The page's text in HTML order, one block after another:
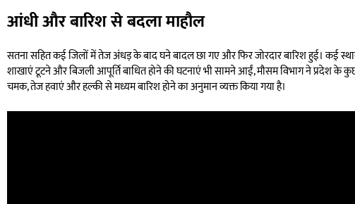
आंधी और बारिश से बदला माहौल
सतना सहित कई जिलों में तेज अंधड़ के बाद घने बादल छा गए और फिर जोरदार बारिश हुई। कई
शाखाएं टूटने और बिजली आपूर्ति बाधित होने की घटनाएं भी सामने आईं, मौसम विभाग ने प्रदेश के
चमक, तेज हवाएं और हल्की से मध्यम बारिश होने का अनुमान व्यक्त किया गया है।